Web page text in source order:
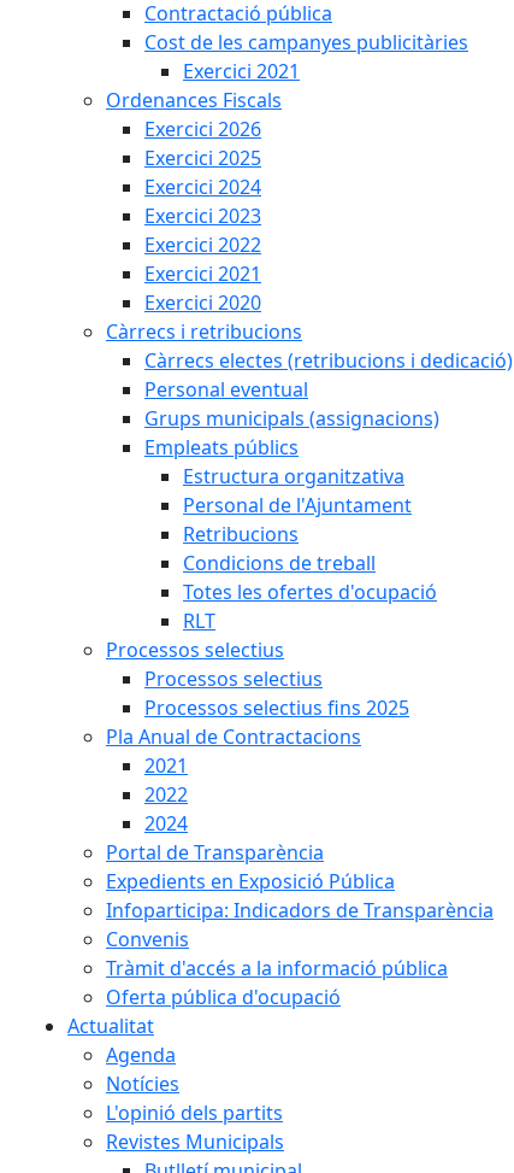
Contractació pública
Cost de les campanyes publicitàries
Exercici 2021
Ordenances Fiscals
Exercici 2026
Exercici 2025
Exercici 2024
Exercici 2023
Exercici 2022
Exercici 2021
Exercici 2020
Càrrecs i retribucions
Càrrecs electes (retribucions i dedicació)
Personal eventual
Grups municipals (assignacions)
Empleats públics
Estructura organitzativa
Personal de l'Ajuntament
Retribucions
Condicions de treball
Totes les ofertes d'ocupació
RLT
Processos selectius
Processos selectius
Processos selectius fins 2025
Pla Anual de Contractacions
2021
2022
2024
Portal de Transparència
Expedients en Exposició Pública
Infoparticipa: Indicadors de Transparència
Convenis
Tràmit d'accés a la informació pública
Oferta pública d'ocupació
Actualitat
Agenda
Notícies
L'opinió dels partits
Revistes Municipals